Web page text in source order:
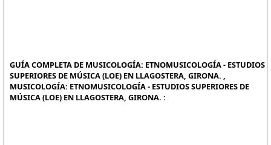
GUÍA COMPLETA DE MUSICOLOGÍA: ETNOMUSICOLOGÍA - ESTUDIOS
SUPERIORES DE MÚSICA (LOE) EN LLAGOSTERA, GIRONA. ,
MUSICOLOGÍA: ETNOMUSICOLOGÍA - ESTUDIOS SUPERIORES DE
MÚSICA (LOE) EN LLAGOSTERA, GIRONA. :